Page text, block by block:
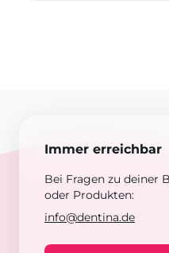
Immer erreichbar
Bei Fragen zu deiner
oder Produkten:
info@dentina.de